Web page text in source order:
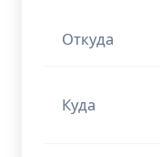
Откуда
Куда